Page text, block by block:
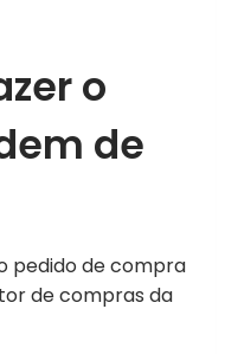
o
de
pedido de compra
de compras da